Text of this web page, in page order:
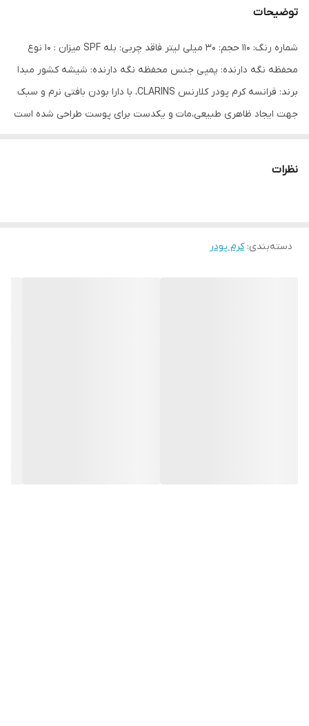
توضیحات
شماره رنگ: 110 حجم: 30 میلی لیتر فاقد چربی: بله SPF میزان : 10 نوع
محفظه نگه دارنده: پمپی جنس محفظه نگه دارنده: شیشه کشور مبدا
برند: فرانسه کرم پودر کلارنس CLARINS، با دارا بودن بافتی نرم و سبک
جهت ایجاد ظاهری طبیعی،مات و یکدست برای پوست طراحی شده است
بخشد.
نظرات
دسته‌بندی:کرم پودر